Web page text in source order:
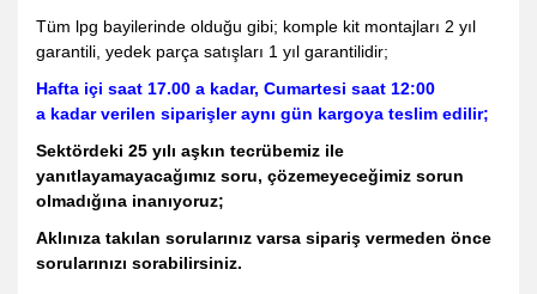
Tüm lpg bayilerinde olduğu gibi; komple kit montajları 2 yıl
garantili, yedek parça satışları 1 yıl garantilidir;
Hafta içi saat 17.00 a kadar, Cumartesi saat 12:00
a kadar verilen siparişler aynı gün kargoya teslim edilir;
Sektördeki 25 yılı aşkın tecrübemiz ile
yanıtlayamayacağımız soru, çözemeyeceğimiz sorun
olmadığına inanıyoruz;
Aklınıza takılan sorularınız varsa sipariş vermeden önce
sorularınızı sorabilirsiniz.